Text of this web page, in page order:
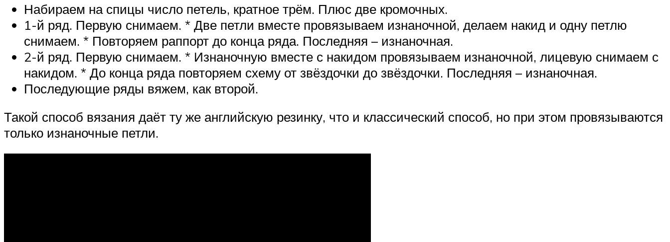
Набираем на спицы число петель, кратное трём. Плюс две кромочных.
1-й ряд. Первую снимаем. * Две петли вместе провязываем изнаночной, делаем накид и одну петлю
снимаем. * Повторяем раппорт до конца ряда. Последняя – изнаночная.
2-й ряд. Первую снимаем. * Изнаночную вместе с накидом провязываем изнаночной, лицевую снимаем с
накидом. * До конца ряда повторяем схему от звёздочки до звёздочки. Последняя – изнаночная.
Последующие ряды вяжем, как второй.
Такой способ вязания даёт ту же английскую резинку, что и классический способ, но при этом провязываются
только изнаночные петли.